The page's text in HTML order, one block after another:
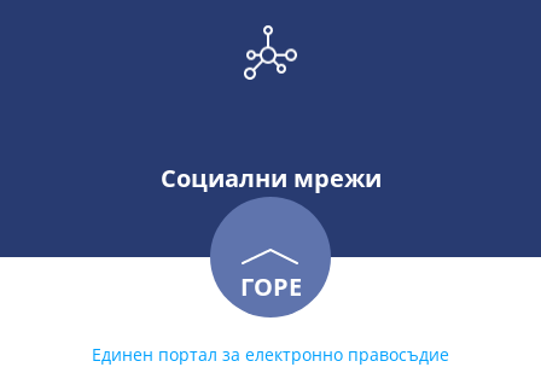
Социални мрежи
ГОРЕ
Единен портал за електронно правосъдие